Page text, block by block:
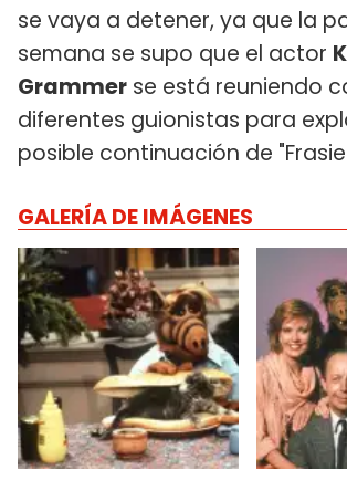
se vaya a detener, ya que la
semana se supo que el actor
Grammer se está reuniendo
diferentes guionistas para
posible continuación de
GALERÍA DE IMÁGENES